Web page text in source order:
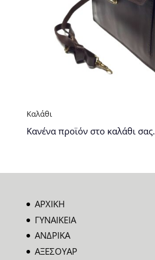
Καλάθι
Κανένα προϊόν στο καλάθι σας.
ΑΡΧΙΚΗ
ΓΥΝΑΙΚΕΙΑ
ΑΝΔΡΙΚΑ
ΑΞΕΣΟΥΑΡ